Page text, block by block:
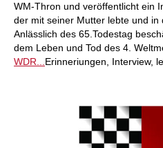
WM-Thron und veröffentlicht ein
der mit seiner Mutter lebte und in
Anlässlich des 65.Todestag
dem Leben und Tod des 4.
WDR... Erinneriungen, Interview,